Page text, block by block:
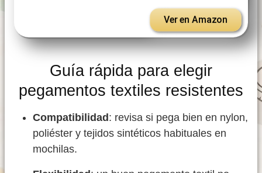
Ver en Amazon
Guía rápida para elegir
pegamentos textiles resistentes
Compatibilidad: revisa si pega bien en nylon,
poliéster y tejidos sintéticos habituales en
mochilas.